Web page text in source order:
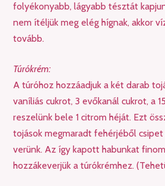
folyékonyabb, lágyabb tésztát
nem ítéljük meg elég hígnak, akkor
tovább.
Túrókrém:
A túróhoz hozzáadjuk a két darab
vaníliás cukrot, 3 evőkanál cukrot, a
reszelünk bele 1 citrom héját. Ezt
tojások megmaradt fehérjéből
verünk. Az így kapott habunkat
hozzákeverjük a túrókrémhez.